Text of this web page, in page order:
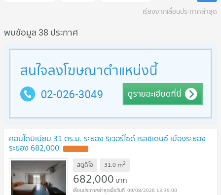
เรียงจากเลื่อนประกาศล่าสุด
พบข้อมูล 38 ประกาศ
คอนโดมิเนียม 31 ตร.ม. ระยอง ริเวอร์ไซด์ เรสซิเดนซ์ เมืองระยอง
ระยอง 682,000
สตูดิโอ 31.0 m2
682,000 บาท
09/08/2026 13:39:00